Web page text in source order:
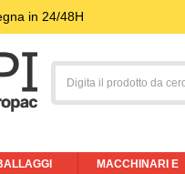
in 24/48H
MACCHINARI E